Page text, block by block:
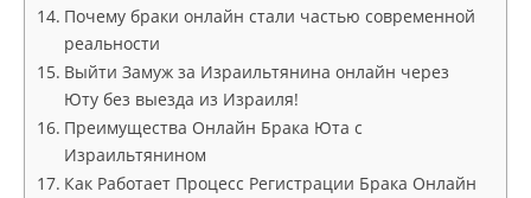
Почему браки онлайн стали частью современной
реальности
Выйти Замуж за Израильтянина онлайн через
Юту без выезда из Израиля!
Преимущества Онлайн Брака Юта с
Израильтянином
Как Работает Процесс Регистрации Брака Онлайн